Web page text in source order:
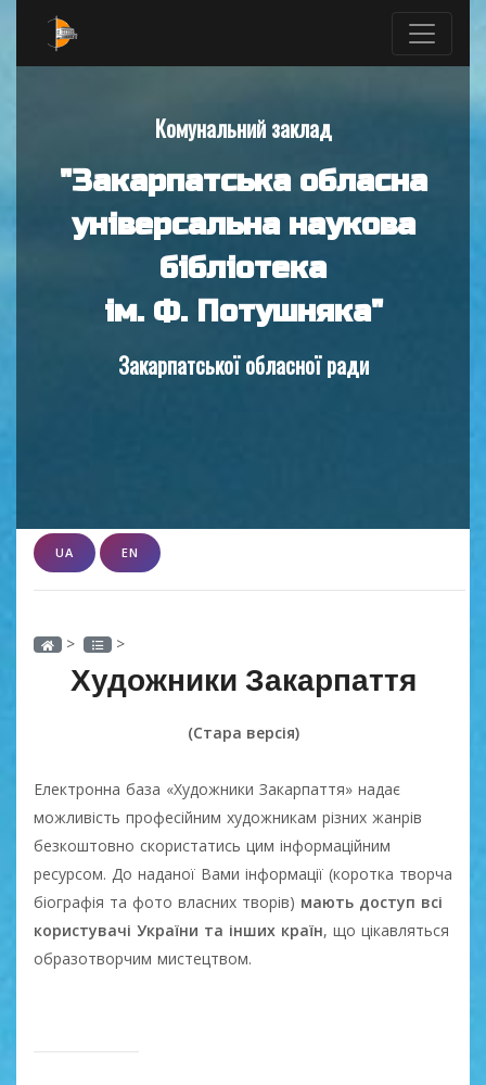
Комунальний заклад
"Закарпатська обласна
універсальна наукова
бібліотека
ім. Ф. Потушняка"
Закарпатської обласної ради
UA EN
> >
Художники Закарпаття
(Стара версія)
Електронна база «Художники Закарпаття» надає
можливість професійним художникам різних жанрів
безкоштовно скористатись цим інформаційним
ресурсом. До наданої Вами інформації (коротка творча
біографія та фото власних творів) мають доступ всі
користувачі України та інших країн, що цікавляться
образотворчим мистецтвом.